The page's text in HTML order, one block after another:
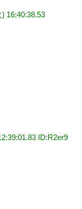
) 16:40:38.53
ID:R2er9